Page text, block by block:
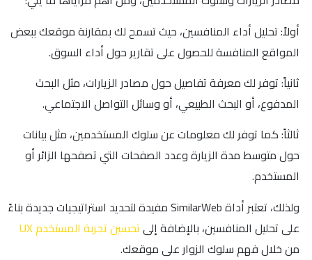
أولاً: تحليل أداء المنافسين، حيث تسمح لك بمقارنة موقعك ببعض
المواقع المنافسة للحصول على تقارير حول أداء السوق.
ثانياً: توفر لك معرفة تفاصيل حول مصادر الزيارات، مثل البحث
المدفوع، أو البحث الطبيعي، أو وسائل التواصل الاجتماعي.
ثالثاً: كما توفر لك معلومات عن سلوك المستخدمين، مثل بيانات
حول متوسط مدة الزيارة وعدد الصفحات التي تصفحها الزائر أو
المستخدم.
ولذلك، تعتبر أداة SimilarWeb مفيدة لتحديد استراتيجيات جديدة بناءً
على تحليل المنافسين، بالإضافة إلىتحسين تجربة المستخدم UX
من خلال فهم سلوك الزوار على موقعك.